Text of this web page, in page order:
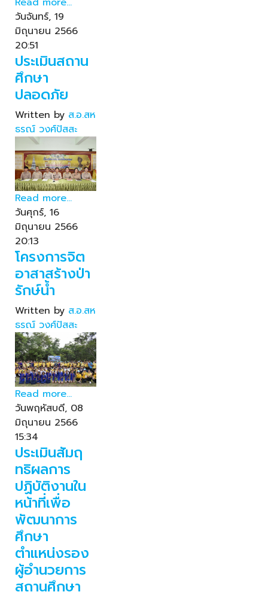
วันจันทร์, 19
มิถุนายน 2566
20:51
ประเมินสถาน
ศึกษา
ปลอดภัย
Written by ส.อ.สห
ธรณ์ วงศ์ปัสสะ
Read more...
วันศุกร์, 16
มิถุนายน 2566
20:13
โครงการจิต
อาสาสร้างป่า
รักษ์น้ำ
Written by ส.อ.สห
ธรณ์ วงศ์ปัสสะ
Read more...
วันพฤหัสบดี, 08
มิถุนายน 2566
15:34
ประเมินสัมฤ
ทธิผลการ
ปฏิบัติงานใน
หน้าที่เพื่อ
พัฒนาการ
ศึกษา
ตำแหน่งรอง
ผู้อำนวยการ
สถานศึกษา